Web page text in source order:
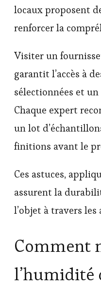
locaux proposent
renforcer la
Visiter un
garantit l’accès à
sélectionnées et
Chaque expert
un lot
finitions avant le
Ces astuces,
assurent la
l’objet à travers les
Comment
l’humidité